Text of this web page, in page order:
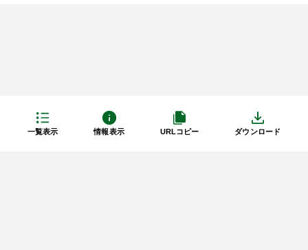
一覧表示 情報表示 URLコピー ダウンロード